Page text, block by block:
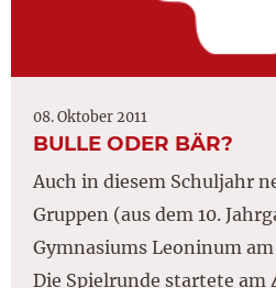
08. Oktober 2011
BULLE ODER BÄR?
Auch in diesem Schuljahr
Gruppen (aus dem 10.
Gymnasiums Leoninum
Die Spielrunde startete am